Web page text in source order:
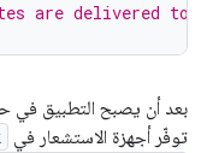
are delivered to
بعد أن يصبح التطبيق في
توفّر أجهزة الاستشعار في